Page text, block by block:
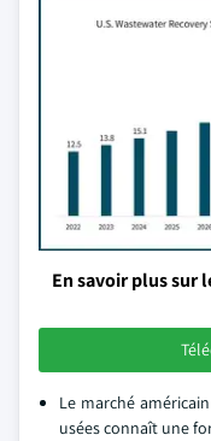
En savoir plus sur
Le marché
usées connaît une